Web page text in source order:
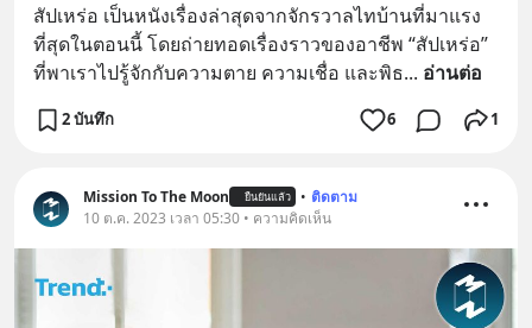
สัปเหร่อ เป็นหนังเรื่องล่าสุดจากจักรวาลไทบ้านที่มาแรง
ที่สุดในตอนนี้ โดยถ่ายทอดเรื่องราวของอาชีพ “สัปเหร่อ”
ที่พาเราไปรู้จักกับความตาย ความเชื่อ และพิธ... อ่านต่อ
2 บันทึก 6 1
Mission To The Moon ยืนยันแล้ว • ติดตาม
10 ต.ค. 2023 เวลา 05:30 • ความคิดเห็น